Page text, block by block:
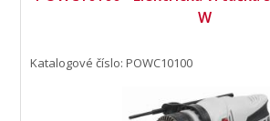
W
Katalogové číslo: POWC10100